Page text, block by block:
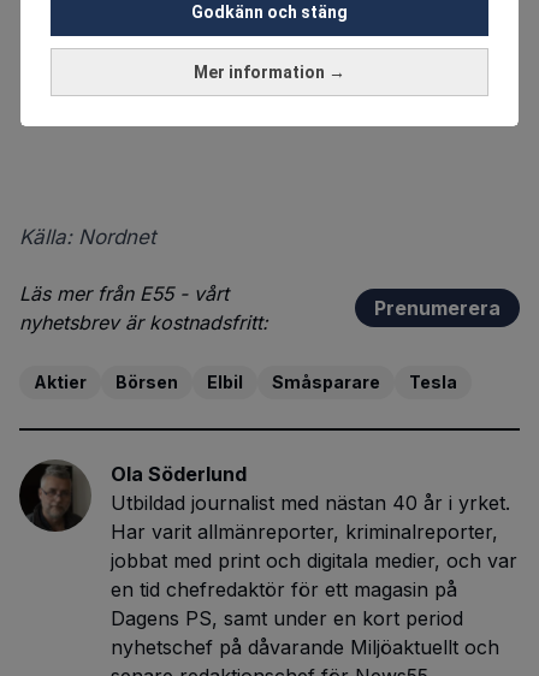
Mer information →
Godkänn och stäng
Källa: Nordnet
Läs mer från E55 - vårt
nyhetsbrev är kostnadsfritt:
Prenumerera
Aktier Börsen Elbil Småsparare Tesla
Ola Söderlund
Utbildad journalist med nästan 40 år i yrket.
Har varit allmänreporter, kriminalreporter,
jobbat med print och digitala medier, och var
en tid chefredaktör för ett magasin på
Dagens PS, samt under en kort period
nyhetschef på dåvarande Miljöaktuellt och